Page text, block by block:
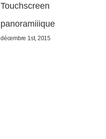
Touchscreen
panoramiiique
décembre 1st, 2015